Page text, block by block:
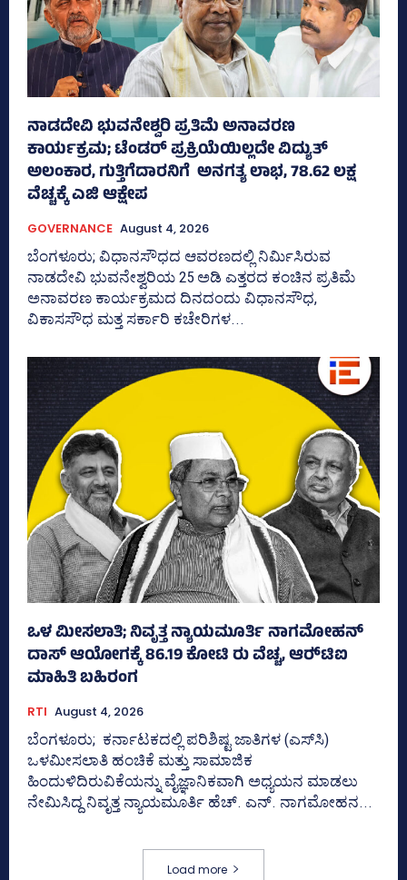
ನಾಡದೇವಿ ಭುವನೇಶ್ವರಿ ಪ್ರತಿಮೆ ಅನಾವರಣ
ಕಾರ್ಯಕ್ರಮ; ಟೆಂಡರ್ ಪ್ರಕ್ರಿಯೆಯಿಲ್ಲದೇ ವಿದ್ಯುತ್‌
ಅಲಂಕಾರ, ಗುತ್ತಿಗೆದಾರನಿಗೆ ಅನಗತ್ಯ ಲಾಭ, 78.62 ಲಕ್ಷ
ವೆಚ್ಚಕ್ಕೆ ಎಜಿ ಆಕ್ಷೇಪ
GOVERNANCE August 4, 2026
ಬೆಂಗಳೂರು; ವಿಧಾನಸೌಧದ ಆವರಣದಲ್ಲಿ ನಿರ್ಮಿಸಿರುವ
ನಾಡದೇವಿ ಭುವನೇಶ್ವರಿಯ 25 ಅಡಿ ಎತ್ತರದ ಕಂಚಿನ ಪ್ರತಿಮೆ
ಅನಾವರಣ ಕಾರ್ಯಕ್ರಮದ ದಿನದಂದು ವಿಧಾನಸೌಧ,
ವಿಕಾಸಸೌಧ ಮತ್ತ ಸರ್ಕಾರಿ ಕಚೇರಿಗಳ...
ಒಳ ಮೀಸಲಾತಿ; ನಿವೃತ್ತ ನ್ಯಾಯಮೂರ್ತಿ ನಾಗಮೋಹನ್
ದಾಸ್ ಆಯೋಗಕ್ಕೆ 86.19 ಕೋಟಿ ರು ವೆಚ್ಚ, ಆರ್‍‌ಟಿಐ
ಮಾಹಿತಿ ಬಹಿರಂಗ
RTI August 4, 2026
ಬೆಂಗಳೂರು; ಕರ್ನಾಟಕದಲ್ಲಿ ಪರಿಶಿಷ್ಟ ಜಾತಿಗಳ (ಎಸ್‌ಸಿ)
ಒಳಮೀಸಲಾತಿ ಹಂಚಿಕೆ ಮತ್ತು ಸಾಮಾಜಿಕ
ಹಿಂದುಳಿದಿರುವಿಕೆಯನ್ನು ವೈಜ್ಞಾನಿಕವಾಗಿ ಅಧ್ಯಯನ ಮಾಡಲು
ನೇಮಿಸಿದ್ದ ನಿವೃತ್ತ ನ್ಯಾಯಮೂರ್ತಿ ಹೆಚ್. ಎನ್. ನಾಗಮೋಹನ...
Load more